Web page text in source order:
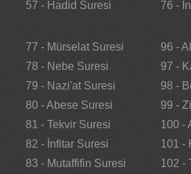
57 - Hadid Suresi
76 -
77 - Mürselat Suresi
78 - Nebe Suresi
79 - Nazi'at Suresi
80 - Abese Suresi
81 - Tekvir Suresi
82 - İnfitar Suresi
83 - Mutaffifin Suresi
96 -
97 -
98 -
99 -
100 -
101 -
102 -